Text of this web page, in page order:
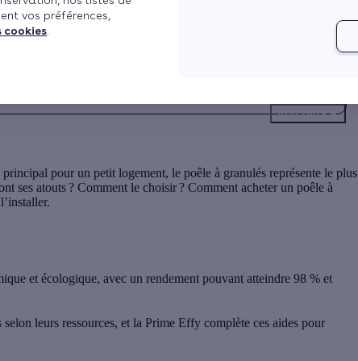
vos préférences,
cookies
Voir plus
pour un petit logement, le poêle à granulés représente le plus
ses atouts ? Comment le choisir ? Comment acheter un poêle à
et écologique, avec un rendement pouvant atteindre 98 % et
leurs ressources, et la Prime Effy complète ces aides pour